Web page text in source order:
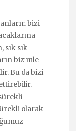
bizi
sık
bizimle
Bu da bizi
olarak